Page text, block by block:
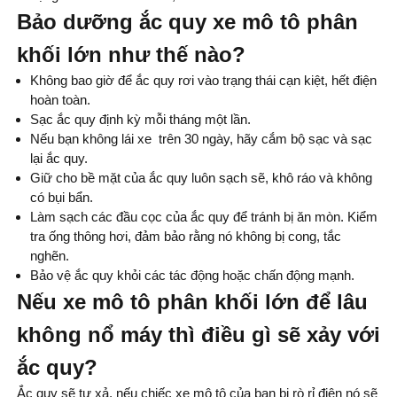
Bảo dưỡng ắc quy xe mô tô phân
khối lớn như thế nào?
Không bao giờ để ắc quy rơi vào trạng thái cạn kiệt, hết điện
hoàn toàn.
Sạc ắc quy định kỳ mỗi tháng một lần.
Nếu bạn không lái xe trên 30 ngày, hãy cắm bộ sạc và sạc
lại ắc quy.
Giữ cho bề mặt của ắc quy luôn sạch sẽ, khô ráo và không
có bụi bẩn.
Làm sạch các đầu cọc của ắc quy để tránh bị ăn mòn. Kiểm
tra ống thông hơi, đảm bảo rằng nó không bị cong, tắc
nghẽn.
Bảo vệ ắc quy khỏi các tác động hoặc chấn động mạnh.
Nếu xe mô tô phân khối lớn để lâu
không nổ máy thì điều gì sẽ xảy với
ắc quy?
Ắc quy sẽ tự xả, nếu chiếc xe mô tô của bạn bị rò rỉ điện nó sẽ